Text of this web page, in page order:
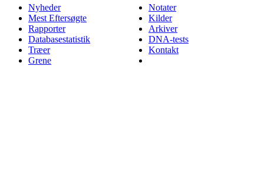
Nyheder
Mest Eftersøgte
Rapporter
Databasestatistik
Træer
Grene
Notater
Kilder
Arkiver
DNA-tests
Kontakt